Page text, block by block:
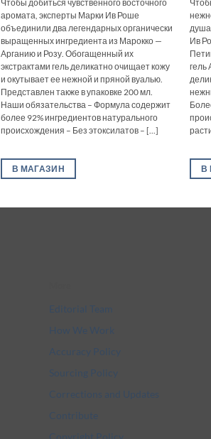
Чтобы добиться чувственного восточного
аромата, эксперты Марки Ив Роше
объединили два легендарных органически
выращенных ингредиента из Марокко —
Арганию и Розу. Обогащенный их
экстрактами гель деликатно очищает кожу
и окутывает ее нежной и пряной вуалью.
Представлен также в упаковке 200 мл.
Наши обязательства – Формула содержит
более 92% ингредиентов натурального
происхождения – Без этоксилатов – [...]
В МАГАЗИН
Ив
гель
В
Editorial Team
How We Work
Accuracy Policy
Sourcing Policy
Corrections and Updates
Contribute